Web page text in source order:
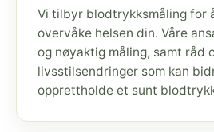
Vi tilbyr blodtrykksmåling for
overvåke helsen din. Våre
og nøyaktig måling, samt råd
livsstilsendringer som kan
opprettholde et sunt